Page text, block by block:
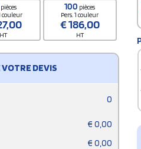
pièces
couleur
HT
100 pièces
Pers. 1 couleur
€186,00
HT
DEVIS
0
€ 0,00
€ 0,00